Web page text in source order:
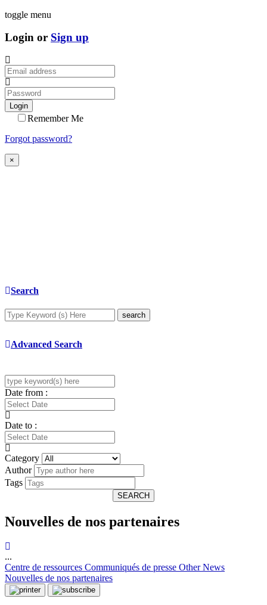
toggle menu
Login or Sign up
Login
Remember Me
Forgot password?
×
Search
search
Advanced Search
Date from :
Date to :
Category
Author
Tags
SEARCH
Nouvelles de nos partenaires
...
Centre de ressources Communiqués de presse Other News
Nouvelles de nos partenaires